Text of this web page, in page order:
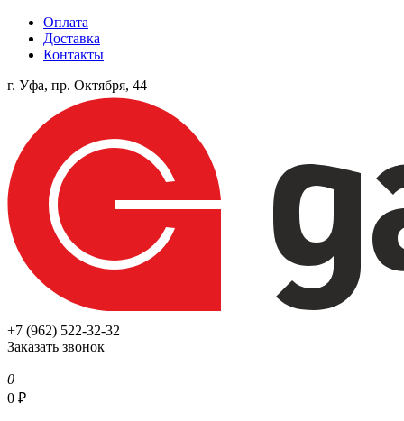
Оплата
Доставка
Контакты
г. Уфа, пр. Октября, 44
+7 (962) 522-32-32
Заказать звонок
0
0 ₽